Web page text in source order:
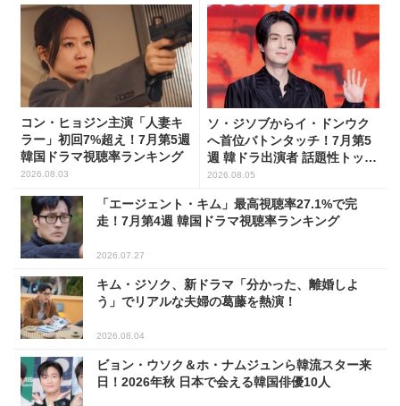
コン・ヒョジン主演「人妻キ
ラー」初回7%超え！7月第5週
韓国ドラマ視聴率ランキング
2026.08.03
ソ・ジソブからイ・ドンウク
へ首位バトンタッチ！7月第5
週 韓ドラ出演者 話題性トップ
5
2026.08.05
「エージェント・キム」最高視聴率27.1%で完
走！7月第4週 韓国ドラマ視聴率ランキング
2026.07.27
キム・ジソク、新ドラマ「分かった、離婚しよ
う」でリアルな夫婦の葛藤を熱演！
2026.08.04
ビョン・ウソク＆ホ・ナムジュンら韓流スター来
日！2026年秋 日本で会える韓国俳優10人